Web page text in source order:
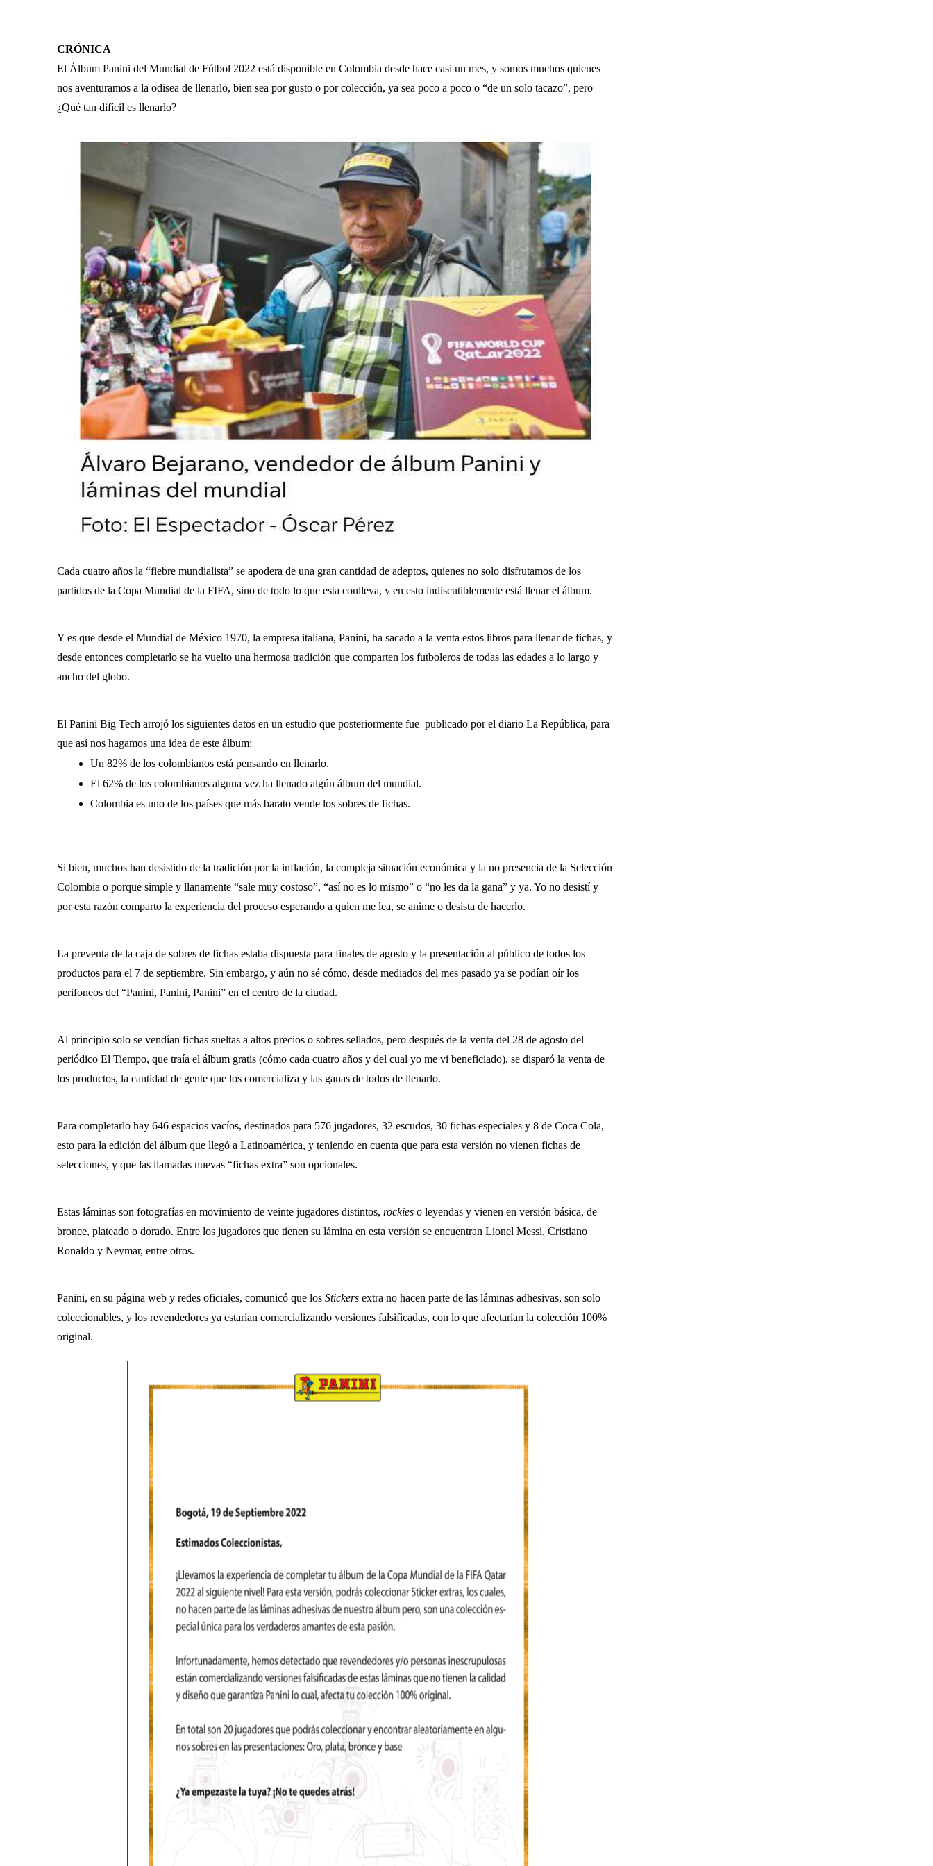
CRÓNICA
El Álbum Panini del Mundial de Fútbol 2022 está disponible en Colombia desde hace casi un mes, y somos muchos quienes
nos aventuramos a la odisea de llenarlo, bien sea por gusto o por colección, ya sea poco a poco o “de un solo tacazo”, pero
¿Qué tan difícil es llenarlo?
Cada cuatro años la “fiebre mundialista” se apodera de una gran cantidad de adeptos, quienes no solo disfrutamos de los
partidos de la Copa Mundial de la FIFA, sino de todo lo que esta conlleva, y en esto indiscutiblemente está llenar el álbum.
Y es que desde el Mundial de México 1970, la empresa italiana, Panini, ha sacado a la venta estos libros para llenar de fichas, y
desde entonces completarlo se ha vuelto una hermosa tradición que comparten los futboleros de todas las edades a lo largo y
ancho del globo.
El Panini Big Tech arrojó los siguientes datos en un estudio que posteriormente fue publicado por el diario La República, para
que así nos hagamos una idea de este álbum:
Un 82% de los colombianos está pensando en llenarlo.
El 62% de los colombianos alguna vez ha llenado algún álbum del mundial.
Colombia es uno de los países que más barato vende los sobres de fichas.
Si bien, muchos han desistido de la tradición por la inflación, la compleja situación económica y la no presencia de la Selección
Colombia o porque simple y llanamente “sale muy costoso”, “así no es lo mismo” o “no les da la gana” y ya. Yo no desistí y
por esta razón comparto la experiencia del proceso esperando a quien me lea, se anime o desista de hacerlo.
La preventa de la caja de sobres de fichas estaba dispuesta para finales de agosto y la presentación al público de todos los
productos para el 7 de septiembre. Sin embargo, y aún no sé cómo, desde mediados del mes pasado ya se podían oír los
perifoneos del “Panini, Panini, Panini” en el centro de la ciudad.
Al principio solo se vendían fichas sueltas a altos precios o sobres sellados, pero después de la venta del 28 de agosto del
periódico El Tiempo, que traía el álbum gratis (cómo cada cuatro años y del cual yo me vi beneficiado), se disparó la venta de
los productos, la cantidad de gente que los comercializa y las ganas de todos de llenarlo.
Para completarlo hay 646 espacios vacíos, destinados para 576 jugadores, 32 escudos, 30 fichas especiales y 8 de Coca Cola,
esto para la edición del álbum que llegó a Latinoamérica, y teniendo en cuenta que para esta versión no vienen fichas de
selecciones, y que las llamadas nuevas “fichas extra” son opcionales.
Estas láminas son fotografías en movimiento de veinte jugadores distintos, rockies o leyendas y vienen en versión básica, de
bronce, plateado o dorado. Entre los jugadores que tienen su lámina en esta versión se encuentran Lionel Messi, Cristiano
Ronaldo y Neymar, entre otros.
Panini, en su página web y redes oficiales, comunicó que los Stickers extra no hacen parte de las láminas adhesivas, son solo
coleccionables, y los revendedores ya estarían comercializando versiones falsificadas, con lo que afectarían la colección 100%
original.